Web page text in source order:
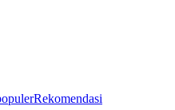
Rekomendasi